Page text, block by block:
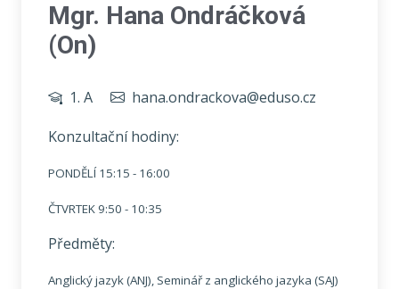
Mgr. Hana Ondráčková
(On)
1. A
hana.ondrackova@eduso.cz
Konzultační hodiny:
PONDĚLÍ 15:15 - 16:00
ČTVRTEK 9:50 - 10:35
Předměty:
Anglický jazyk (ANJ), Seminář z anglického jazyka (SAJ)